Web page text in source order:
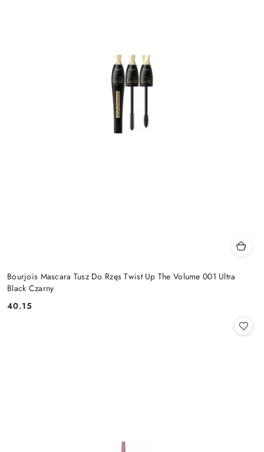
Bourjois Mascara Tusz Do Rzęs Twist Up The Volume 001 Ultra
Black Czarny
Cena:
40.15